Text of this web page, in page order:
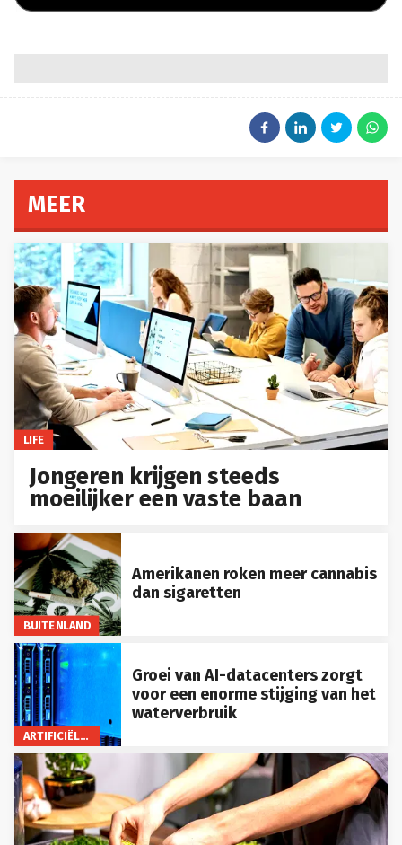
MEER
LIFE
Jongeren krijgen steeds
moeilijker een vaste baan
BUITENLAND
Amerikanen roken meer cannabis
dan sigaretten
ARTIFICIËLE INTELLIGENTIE
Groei van AI-datacenters zorgt
voor een enorme stijging van het
waterverbruik